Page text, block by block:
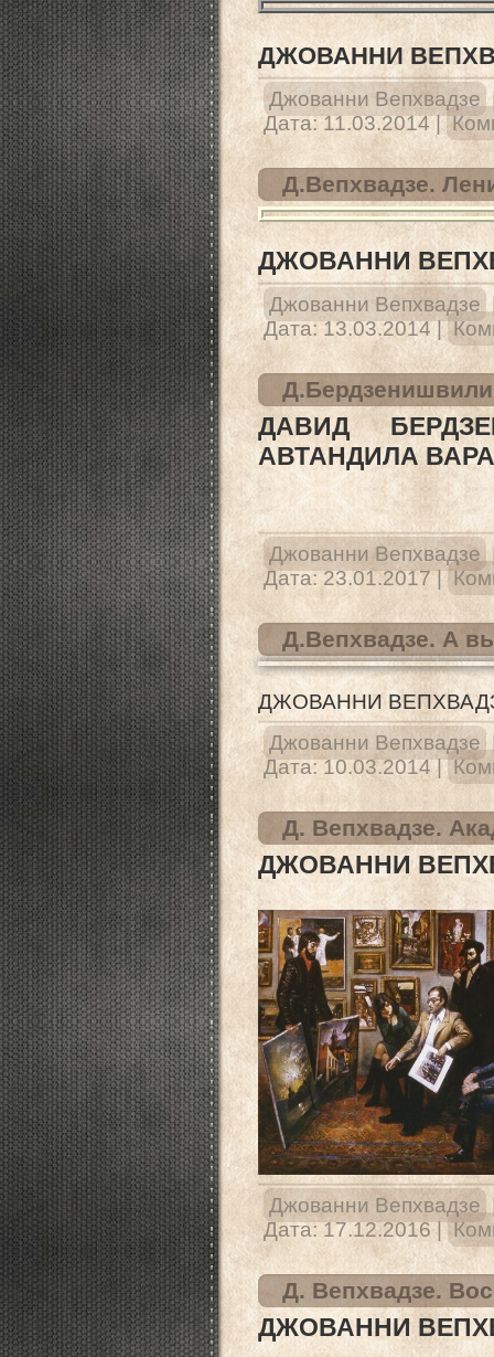
ДЖОВАННИ
Джованни Вепхвадзе
Дата: 11.03.2014 |
Д.Вепхвадзе.
ДЖОВАННИ
Джованни Вепхвадзе
Дата: 13.03.2014 |
ДАВИД
АВТАНДИЛА
Джованни Вепхвадзе
Дата: 23.01.2017 |
Д.Вепхвадзе. А
ДЖОВАННИ
Джованни Вепхвадзе
Дата: 10.03.2014 |
Д. Вепхвадзе.
ДЖОВАННИ
Джованни Вепхвадзе
Дата: 17.12.2016 |
Д. Вепхвадзе.
ДЖОВАННИ